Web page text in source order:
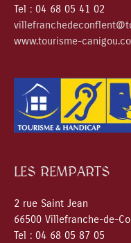
Tel : 04 68 05 41 02
www.tourisme-
LES REMPARTS
2 rue Saint Jean
66500 Villefranche-de-
Tel : 04 68 05 87 05